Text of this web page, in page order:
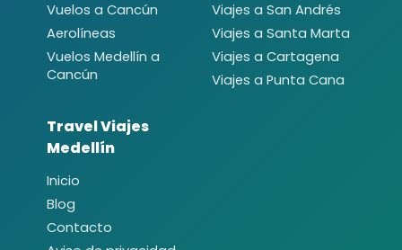
Vuelos a Cancún
Aerolíneas
Vuelos Medellín a
Cancún
Viajes a San Andrés
Viajes a Santa Marta
Viajes a Cartagena
Viajes a Punta Cana
Travel Viajes
Medellín
Inicio
Blog
Contacto